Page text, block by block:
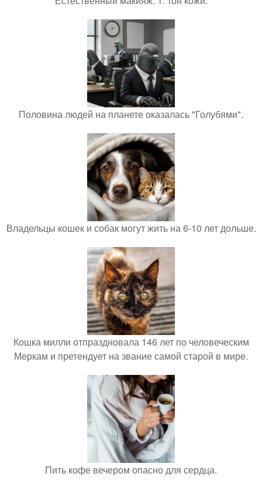
Половина людей на планете оказалась "Голубями".
Владельцы кошек и собак могут жить на 6-10 лет дольше.
Кошка милли отпраздновала 146 лет по человеческим
Меркам и претендует на звание самой старой в мире.
Пить кофе вечером опасно для сердца.